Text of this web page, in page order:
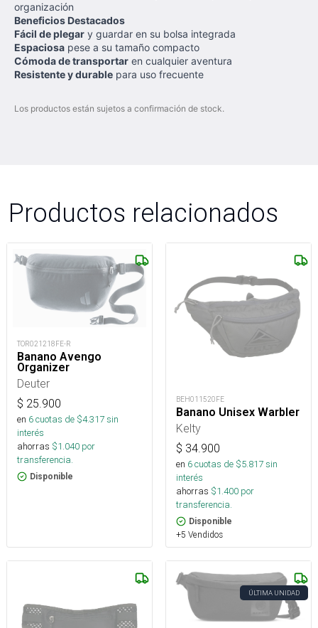
organización
Beneficios Destacados
Fácil de plegar y guardar en su bolsa integrada
Espaciosa pese a su tamaño compacto
Cómoda de transportar en cualquier aventura
Resistente y durable para uso frecuente
Los productos están sujetos a confirmación de stock.
Productos relacionados
TOR021218FE-R
Banano Avengo
Organizer
Deuter
$ 25.900
en 6cuotas de $4.317sin
interés
ahorras $1.040 por
transferencia.
Disponible
BEH011520FE
Banano Unisex Warbler
Kelty
$ 34.900
en 6cuotas de $5.817sin
interés
ahorras $1.400 por
transferencia.
Disponible
+5 Vendidos
ÚLTIMA UNIDAD